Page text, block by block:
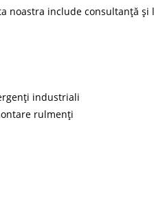
include consultanță
industriali
rulmenți